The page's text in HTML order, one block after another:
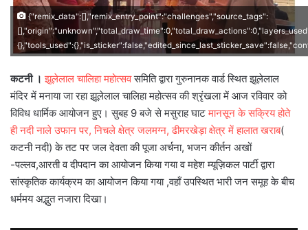
{"remix_data":[],"remix_entry_point":"challenges","source_tags":
कटनी । झूलेलाल चालिहा महोत्सवसमिति द्वारा गुरुनानक वार्ड स्थित झूलेलाल
मंदिर में मनाया जा रहा झूलेलाल चालिहा महोत्सव की श्रृंखला में आज रविवार को
विविध धार्मिक आयोजन हुए। सुबह 9 बजे से मसुराह घाटमानसून के सक्रिय होते
ही नदी नाले उफान पर, निचले क्षेत्र जलमग्न, ढीमरखेड़ा क्षेत्र में हालात खराब(
कटनी नदी) के तट पर जल देवता की पूजा अर्चना, भजन कीर्तन अखों
-पल्लव,आरती व दीपदान का आयोजन किया गया व महेश म्यूज़िकल पार्टी द्वारा
सांस्कृतिक कार्यक्रम का आयोजन किया गया ,वहाँ उपस्थित भारी जन समूह के बीच
धर्ममय अद्भुत नजारा दिखा।